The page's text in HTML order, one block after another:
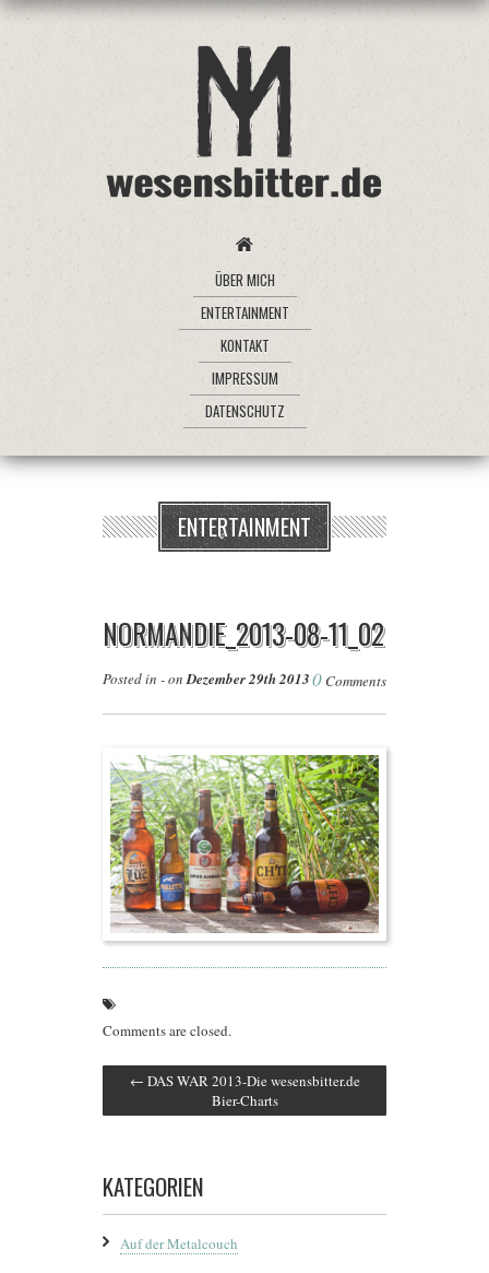
ÜBER MICH
ENTERTAINMENT
KONTAKT
IMPRESSUM
DATENSCHUTZ
ENTERTAINMENT
NORMANDIE_2013-08-11_02
Posted in - onDezember 29th 20130 Comments
Comments are closed.
← DAS WAR 2013-Die wesensbitter.de
Bier-Charts
KATEGORIEN
Auf der Metalcouch